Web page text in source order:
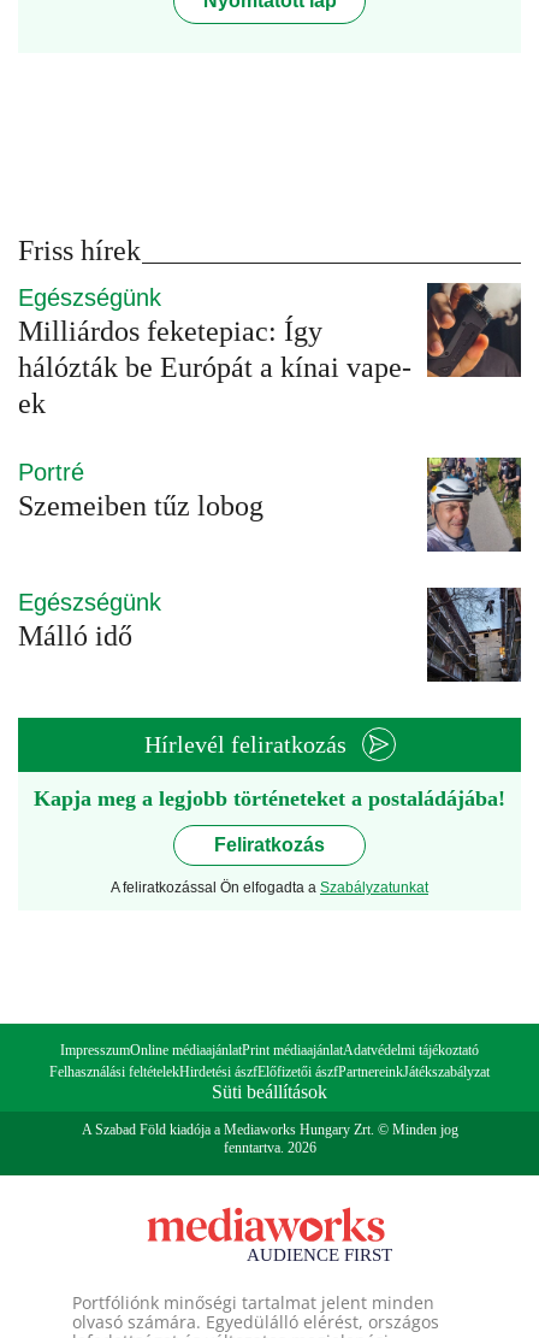
Friss hírek
Egészségünk
Milliárdos feketepiac: Így
hálózták be Európát a kínai vape-
ek
Portré
Szemeiben tűz lobog
Egészségünk
Málló idő
Hírlevél feliratkozás
Kapja meg a legjobb történeteket a postaládájába!
Feliratkozás
A feliratkozással Ön elfogadta a Szabályzatunkat
ImpresszumOnline médiaajánlatPrint médiaajánlatAdatvédelmi tájékoztató
Felhasználási feltételekHirdetési ászfElőfizetői ászfPartnereinkJátékszabályzat
Süti beállítások
A Szabad Föld kiadója a Mediaworks Hungary Zrt. © Minden jog
fenntartva. 2026
Portfóliónk minőségi tartalmat jelent minden
olvasó számára. Egyedülálló elérést, országos